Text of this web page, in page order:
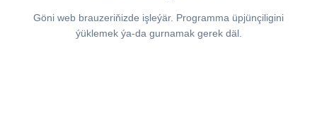
Göni web brauzeriňizde işleýär. Programma üpjünçiligini
ýüklemek ýa-da gurnamak gerek däl.